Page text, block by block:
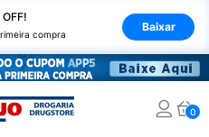
compra
Baixar
0